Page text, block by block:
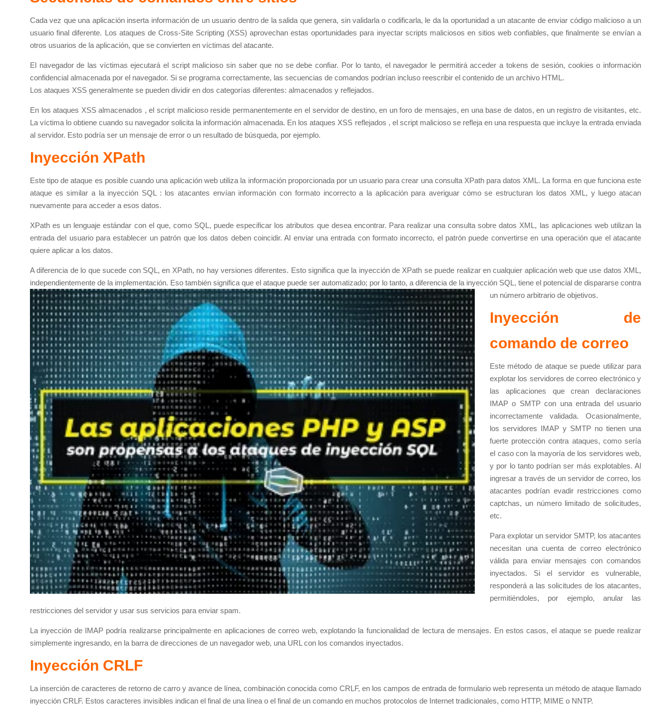
Cada vez que una aplicación inserta información de un usuario dentro de la salida que genera, sin validarla o codificarla, le da la oportunidad a un atacante de enviar código malicioso a un
usuario final diferente. Los ataques de Cross-Site Scripting (XSS) aprovechan estas oportunidades para inyectar scripts maliciosos en sitios web confiables, que finalmente se envían a
otros usuarios de la aplicación, que se convierten en víctimas del atacante.
El navegador de las víctimas ejecutará el script malicioso sin saber que no se debe confiar. Por lo tanto, el navegador le permitirá acceder a tokens de sesión, cookies o información
confidencial almacenada por el navegador. Si se programa correctamente, las secuencias de comandos podrían incluso reescribir el contenido de un archivo HTML.
Los ataques XSS generalmente se pueden dividir en dos categorías diferentes: almacenados y reflejados.
En los ataques XSS almacenados , el script malicioso reside permanentemente en el servidor de destino, en un foro de mensajes, en una base de datos, en un registro de visitantes, etc.
La víctima lo obtiene cuando su navegador solicita la información almacenada. En los ataques XSS reflejados , el script malicioso se refleja en una respuesta que incluye la entrada enviada
al servidor. Esto podría ser un mensaje de error o un resultado de búsqueda, por ejemplo.
Inyección XPath
Este tipo de ataque es posible cuando una aplicación web utiliza la información proporcionada por un usuario para crear una consulta XPath para datos XML. La forma en que funciona este
ataque es similar a la inyección SQL : los atacantes envían información con formato incorrecto a la aplicación para averiguar cómo se estructuran los datos XML, y luego atacan
nuevamente para acceder a esos datos.
XPath es un lenguaje estándar con el que, como SQL, puede especificar los atributos que desea encontrar. Para realizar una consulta sobre datos XML, las aplicaciones web utilizan la
entrada del usuario para establecer un patrón que los datos deben coincidir. Al enviar una entrada con formato incorrecto, el patrón puede convertirse en una operación que el atacante
quiere aplicar a los datos.
A diferencia de lo que sucede con SQL, en XPath, no hay versiones diferentes. Esto significa que la inyección de XPath se puede realizar en cualquier aplicación web que use datos XML,
independientemente de la implementación. Eso también significa que el ataque puede ser automatizado; por lo tanto, a diferencia de la inyección SQL, tiene el potencial de dispararse contra
un número arbitrario de objetivos.
Inyección de
comando de correo
Este método de ataque se puede utilizar para
explotar los servidores de correo electrónico y
las aplicaciones que crean declaraciones
IMAP o SMTP con una entrada del usuario
incorrectamente validada. Ocasionalmente,
los servidores IMAP y SMTP no tienen una
fuerte protección contra ataques, como sería
el caso con la mayoría de los servidores web,
y por lo tanto podrían ser más explotables. Al
ingresar a través de un servidor de correo, los
atacantes podrían evadir restricciones como
captchas, un número limitado de solicitudes,
etc.
Para explotar un servidor SMTP, los atacantes
necesitan una cuenta de correo electrónico
válida para enviar mensajes con comandos
inyectados. Si el servidor es vulnerable,
responderá a las solicitudes de los atacantes,
permitiéndoles, por ejemplo, anular las
restricciones del servidor y usar sus servicios para enviar spam.
La inyección de IMAP podría realizarse principalmente en aplicaciones de correo web, explotando la funcionalidad de lectura de mensajes. En estos casos, el ataque se puede realizar
simplemente ingresando, en la barra de direcciones de un navegador web, una URL con los comandos inyectados.
Inyección CRLF
La inserción de caracteres de retorno de carro y avance de línea, combinación conocida como CRLF, en los campos de entrada de formulario web representa un método de ataque llamado
inyección CRLF. Estos caracteres invisibles indican el final de una línea o el final de un comando en muchos protocolos de Internet tradicionales, como HTTP, MIME o NNTP.